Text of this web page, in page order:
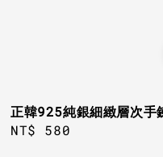
正韓925純銀細緻層次手
Regular
NT$ 580